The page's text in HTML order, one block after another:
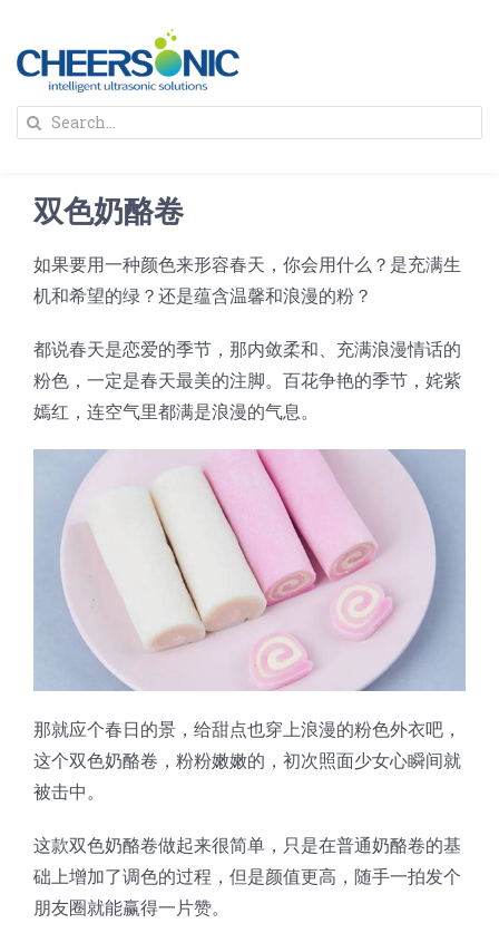
content
解决方案
蛋糕切割机
圆蛋糕切割机
蛋糕切块机
蛋糕切片机
三角蛋糕切割机
奶酪切片
圆形奶酪切片
块状奶酪切片
条状奶酪切片
挤出奶酪切片
三明治/披萨/寿司切割
披萨切割机
三明治切割机
寿司切割机
面团
常温面团切割
冷冻面团切割
糕点/糖果
牛轧糖切割
阿胶糕切片
宠物食品
超声波设备
公司新闻
关于我们
人才招聘
联系我们
Search
双色奶酪卷
如果要用一种颜色来形容春天，你会用什么？是充满生
机和希望的绿？还是蕴含温馨和浪漫的粉？
都说春天是恋爱的季节，那内敛柔和、充满浪漫情话的
粉色，一定是春天最美的注脚。百花争艳的季节，姹紫
嫣红，连空气里都满是浪漫的气息。
那就应个春日的景，给甜点也穿上浪漫的粉色外衣吧，
这个双色奶酪卷，粉粉嫩嫩的，初次照面少女心瞬间就
被击中。
这款双色奶酪卷做起来很简单，只是在普通奶酪卷的基
础上增加了调色的过程，但是颜值更高，随手一拍发个
朋友圈就能赢得一片赞。